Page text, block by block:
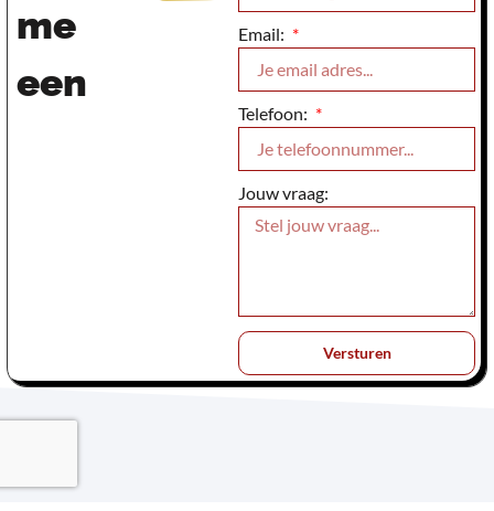
me
een
Email:
Telefoon:
Jouw vraag:
Versturen